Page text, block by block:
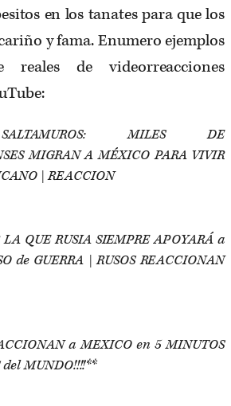
en los tanates para que los
y fama. Enumero ejemplos
reales de videorreacciones
MILES DE
MIGRAN A MÉXICO PARA VIVIR
| REACCION
QUE RUSIA SIEMPRE APOYARÁ a
de GUERRA | RUSOS REACCIONAN
a MEXICO en 5 MINUTOS
del MUNDO!!!!**